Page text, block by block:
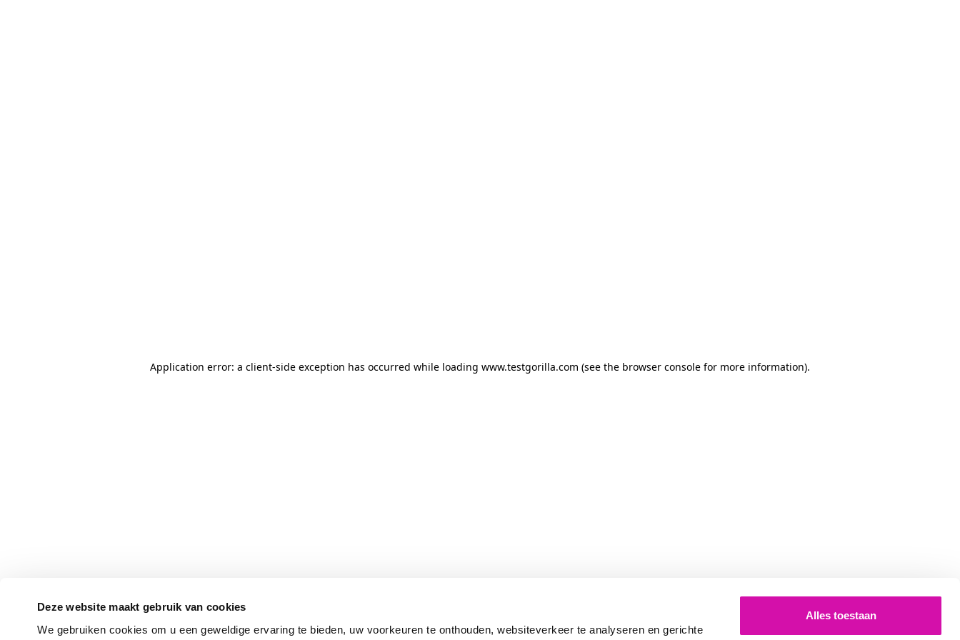
Deze website maakt gebruik van cookies
We gebruiken cookies om u een geweldige ervaring te bieden, uw voorkeuren te onthouden, websiteverkeer te analyseren en gerichte
Alles toestaan
Application error: a client-side exception has occurred while loading www.testgorilla.com (see the browser console for more information).